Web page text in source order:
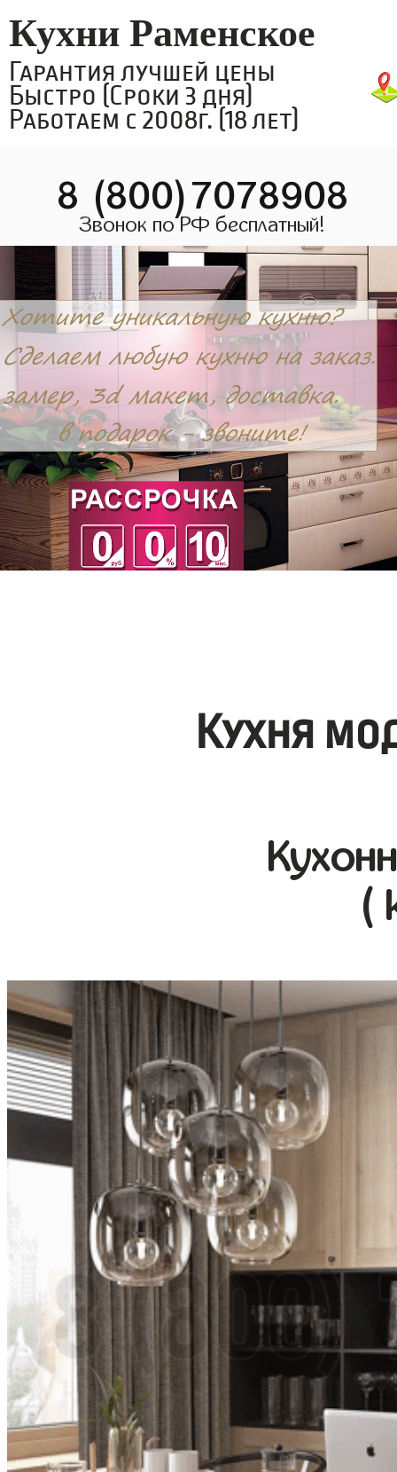
Кухни Раменское
Гарантия лучшей цены
Быстро (Сроки 3 дня)
Работаем с 2008г. (18 лет)
8 (800)7078908
Звонок по РФ бесплатный!
Кухня
(